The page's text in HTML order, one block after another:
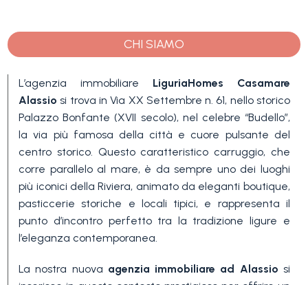
CHI SIAMO
L’agenzia immobiliare LiguriaHomes Casamare
Alassio si trova in Via XX Settembre n. 61, nello storico
Palazzo Bonfante (XVII secolo), nel celebre “Budello”,
la via più famosa della città e cuore pulsante del
centro storico. Questo caratteristico carruggio, che
corre parallelo al mare, è da sempre uno dei luoghi
più iconici della Riviera, animato da eleganti boutique,
pasticcerie storiche e locali tipici, e rappresenta il
punto d’incontro perfetto tra la tradizione ligure e
l’eleganza contemporanea.
La nostra nuova agenzia immobiliare ad Alassio si
Camere
Qualsiasi
1
2